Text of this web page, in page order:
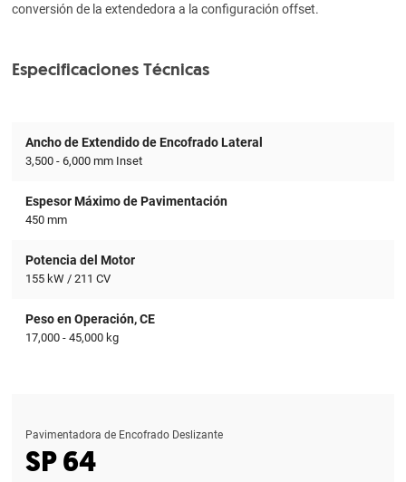
conversión de la extendedora a la configuración offset.
Especificaciones Técnicas
Ancho de Extendido de Encofrado Lateral
3,500 - 6,000 mm Inset
Espesor Máximo de Pavimentación
450 mm
Potencia del Motor
155 kW / 211 CV
Peso en Operación, CE
17,000 - 45,000 kg
Pavimentadora de Encofrado Deslizante
SP 64